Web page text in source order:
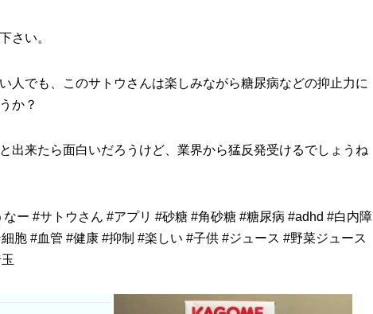
さい。
人でも、このサトウさんは楽しみながら糖尿病などの抑止力に
か？
出来たら面白いだろうけど、業界から猛反発受けるでしょうね
なー #サトウさん #アプリ #砂糖 #角砂糖 #糖尿病 #adhd #白内障
胞 #血管 #健康 #抑制 #楽しい #子供 #ジュース #野菜ジュース